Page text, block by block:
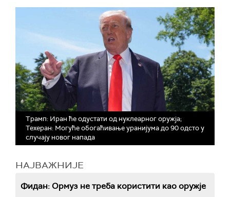
Трамп: Иран ће одустати од нуклеарног оружја;
Техеран: Могуће обогаћивање уранијума до 90 одсто у
случају новог напада
НАЈВАЖНИЈЕ
Фидан: Ормуз не треба користити као оружје